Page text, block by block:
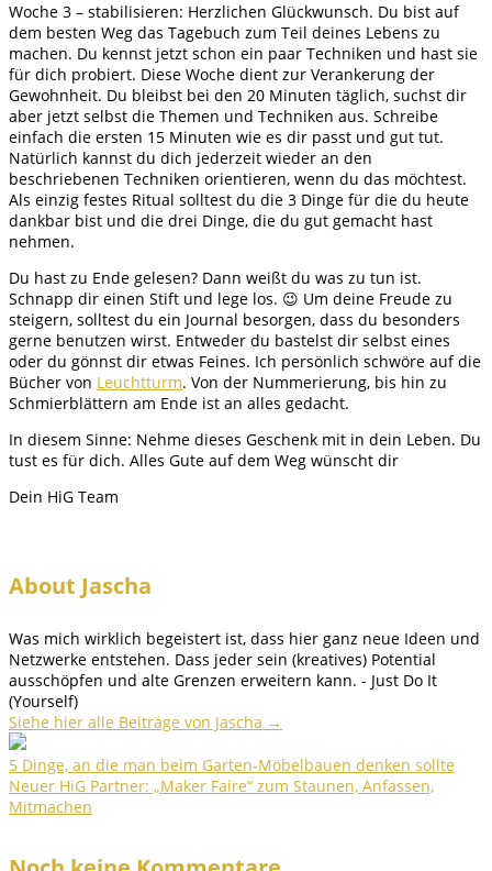
Woche 3 – stabilisieren: Herzlichen Glückwunsch. Du bist auf
dem besten Weg das Tagebuch zum Teil deines Lebens zu
machen. Du kennst jetzt schon ein paar Techniken und hast sie
für dich probiert. Diese Woche dient zur Verankerung der
Gewohnheit. Du bleibst bei den 20 Minuten täglich, suchst dir
aber jetzt selbst die Themen und Techniken aus. Schreibe
einfach die ersten 15 Minuten wie es dir passt und gut tut.
Natürlich kannst du dich jederzeit wieder an den
beschriebenen Techniken orientieren, wenn du das möchtest.
Als einzig festes Ritual solltest du die 3 Dinge für die du heute
dankbar bist und die drei Dinge, die du gut gemacht hast
nehmen.
Du hast zu Ende gelesen? Dann weißt du was zu tun ist.
Schnapp dir einen Stift und lege los. 😉 Um deine Freude zu
steigern, solltest du ein Journal besorgen, dass du besonders
gerne benutzen wirst. Entweder du bastelst dir selbst eines
oder du gönnst dir etwas Feines. Ich persönlich schwöre auf die
Bücher von Leuchtturm. Von der Nummerierung, bis hin zu
Schmierblättern am Ende ist an alles gedacht.
In diesem Sinne: Nehme dieses Geschenk mit in dein Leben. Du
tust es für dich. Alles Gute auf dem Weg wünscht dir
Dein HiG Team
About Jascha
Was mich wirklich begeistert ist, dass hier ganz neue Ideen und
Netzwerke entstehen. Dass jeder sein (kreatives) Potential
ausschöpfen und alte Grenzen erweitern kann. - Just Do It
(Yourself)
Siehe hier alle Beiträge von Jascha →
5 Dinge, an die man beim Garten-Möbelbauen denken sollte
Neuer HiG Partner: „Maker Faire“ zum Staunen, Anfassen,
Mitmachen